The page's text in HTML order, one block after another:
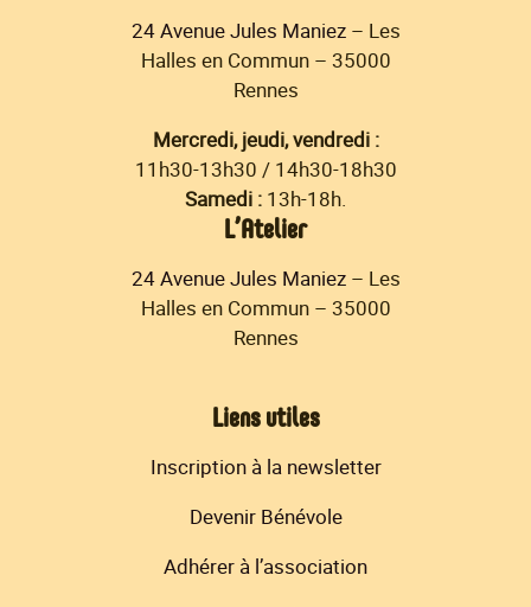
24 Avenue Jules Maniez– Les
Halles en Commun – 35000
Rennes
Mercredi, jeudi, vendredi :
11h30-13h30 / 14h30-18h30
Samedi : 13h-18h.
L’Atelier
24 Avenue Jules Maniez– Les
Halles en Commun – 35000
Rennes
Liens utiles
Inscription à la newsletter
Devenir Bénévole
Adhérer à l’association